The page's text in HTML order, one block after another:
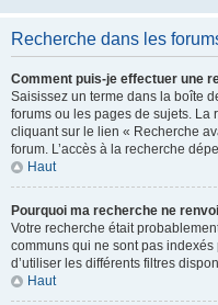
Recherche dans les
Comment puis-je effectuer une
Saisissez un terme dans la boîte
forums ou les pages de sujets. La
cliquant sur le lien « Recherche
forum. L’accès à la recherche
Haut
Pourquoi ma recherche ne
Votre recherche était
communs qui ne sont pas indexés
d’utiliser les différents filtres
Haut